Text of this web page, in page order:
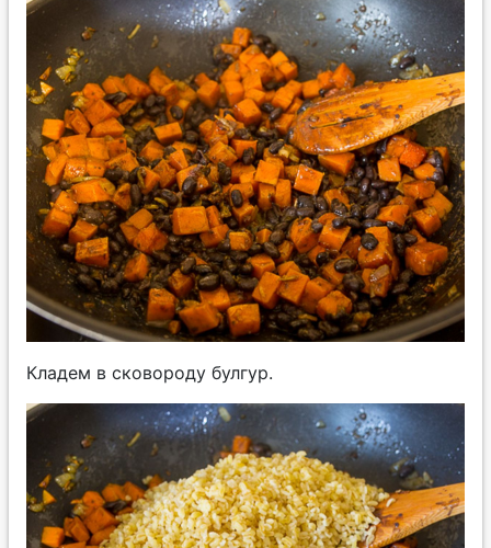
Кладем в сковороду булгур.